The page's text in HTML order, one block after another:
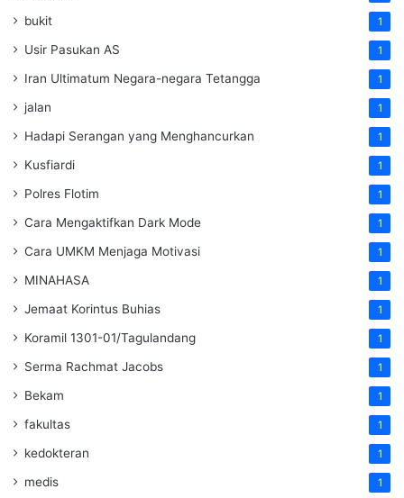
bukit 1
Usir Pasukan AS 1
Iran Ultimatum Negara-negara Tetangga 1
jalan 1
Hadapi Serangan yang Menghancurkan 1
Kusfiardi 1
Polres Flotim 1
Cara Mengaktifkan Dark Mode 1
Cara UMKM Menjaga Motivasi 1
MINAHASA 1
Jemaat Korintus Buhias 1
Koramil 1301-01/Tagulandang 1
Serma Rachmat Jacobs 1
Bekam 1
fakultas 1
kedokteran 1
medis 1